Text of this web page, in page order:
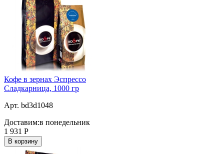
Кофе в зернах Эспрессо
Сладкарница, 1000 гр
Арт. bd3d1048
Доставим:в понедельник
1 931 Р
В корзину